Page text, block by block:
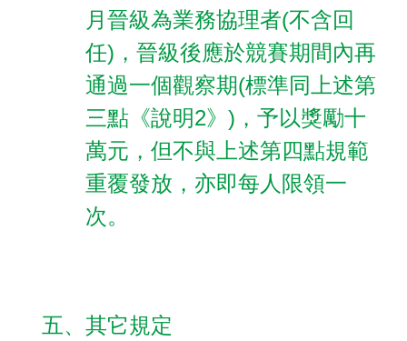
月晉級為業務協理者(不含回
任)，晉級後應於競賽期間內再
通過一個觀察期(標準同上述第
三點《說明2》)，予以獎勵十
萬元，但不與上述第四點規範
重覆發放，亦即每人限領一
次。
五、其它規定